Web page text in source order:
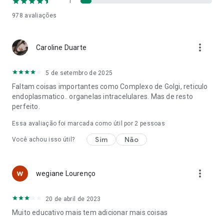
mínimo de memória possível.
Recursos
✓nenhum anúncio;
✓Limpar histórico de navegação
978 avaliações
Caroline Duarte more_vert
5 de setembro de 2025
Faltam coisas importantes como Complexo de Golgi, reticulo
endoplasmatico.. organelas intracelulares. Mas de resto
perfeito.
Essa avaliação foi marcada como útil por 2 pessoas
Você achou isso útil? Sim Não
wegiane Lourenço more_vert
20 de abril de 2023
Muito educativo mais tem adicionar mais coisas